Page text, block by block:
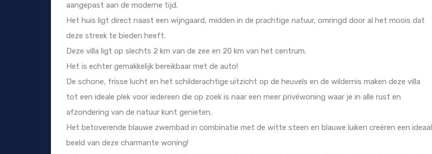
aangepast aan de moderne tijd.
Het huis ligt direct naast een wijngaard, midden in de prachtige natuur, omringd door al het moois dat
deze streek te bieden heeft.
Deze villa ligt op slechts 2 km van de zee en 20 km van het centrum.
Het is echter gemakkelijk bereikbaar met de auto!
De schone, frisse lucht en het schilderachtige uitzicht op de heuvels en de wildernis maken deze villa
tot een ideale plek voor iedereen die op zoek is naar een meer privéwoning waar je in alle rust en
afzondering van de natuur kunt genieten.
Het betoverende blauwe zwembad in combinatie met de witte steen en blauwe luiken creëren een ideaal
beeld van deze charmante woning!